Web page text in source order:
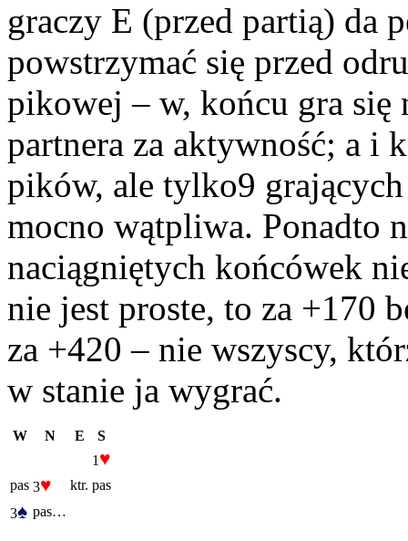
graczy E (przed partią) da
powstrzymać się przed
pikowej – w, końcu gra się
partnera za aktywność; a i
pików, ale tylko9
mocno wątpliwa. Ponadto
naciągniętych końcówek
nie jest proste, to za +170
za +420 – nie wszyscy,
w stanie ja wygrać.
W N E
S
1 ♥
pas 3♥ ktr. pas
3♠ pas…